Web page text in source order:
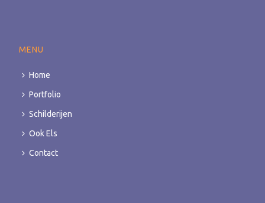
MENU
Home
Portfolio
Schilderijen
Ook Els
Contact